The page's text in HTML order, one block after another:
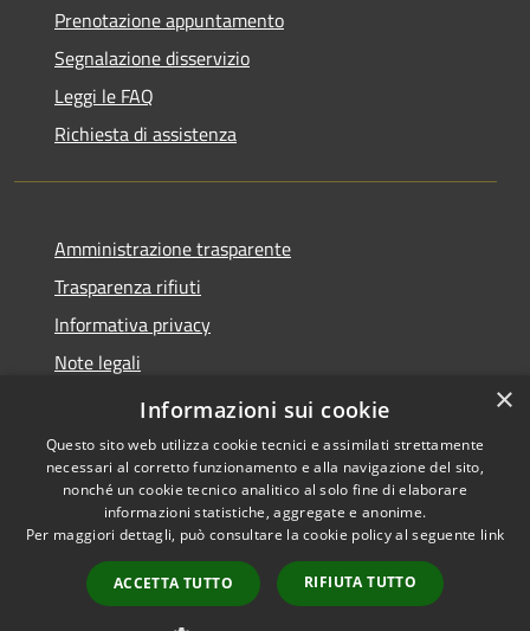
Prenotazione appuntamento
Segnalazione disservizio
Leggi le FAQ
Richiesta di assistenza
Amministrazione trasparente
Trasparenza rifiuti
Informativa privacy
Note legali
Dichiarazione di accessibilità
Accessibilità
Copyright © 2026 • Città di
Messina • Powered by
Municipium•
Accesso
redazione
×
Informazioni sui cookie
Questo sito web utilizza cookie tecnici e assimilati strettamente
necessari al corretto funzionamento e alla navigazione del sito,
nonché un cookie tecnico analitico al solo fine di elaborare
informazioni statistiche, aggregate e anonime.
Per maggiori dettagli, può consultare la cookie policy al seguente link
ACCETTA TUTTO RIFIUTA TUTTO